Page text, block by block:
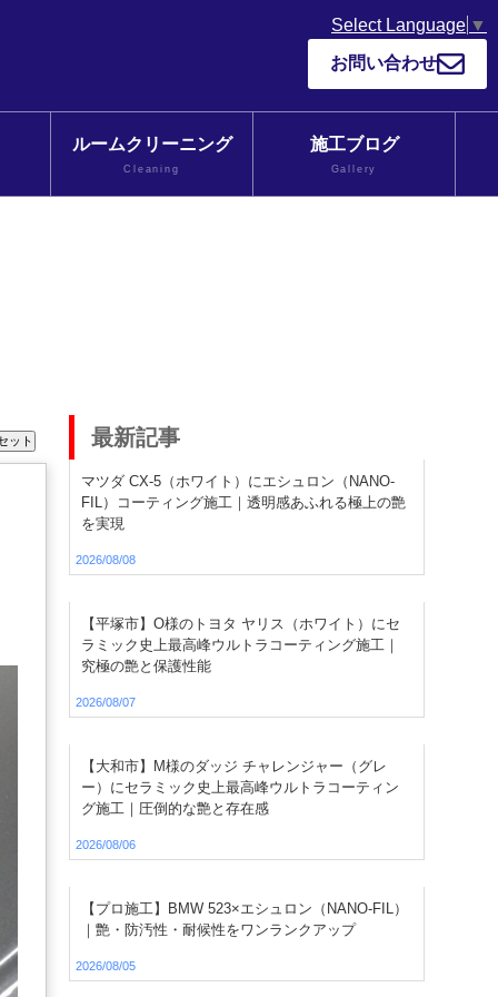
Select Language ▼
お問い合わせ
ルームクリーニング
Cleaning
施工ブログ
Gallery
最新記事
マツダ CX-5（ホワイト）にエシュロン（NANO-
FIL）コーティング施工｜透明感あふれる極上の艶
を実現
2026/08/08
【平塚市】O様のトヨタ ヤリス（ホワイト）にセ
ラミック史上最高峰ウルトラコーティング施工｜
究極の艶と保護性能
2026/08/07
【大和市】M様のダッジ チャレンジャー（グレ
ー）にセラミック史上最高峰ウルトラコーティン
グ施工｜圧倒的な艶と存在感
2026/08/06
【プロ施工】BMW 523×エシュロン（NANO-FIL）
｜艶・防汚性・耐候性をワンランクアップ
2026/08/05